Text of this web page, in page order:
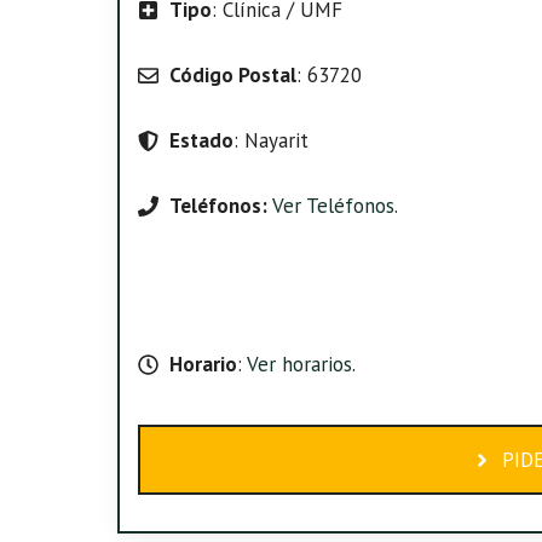
Tipo: Clínica / UMF
Código Postal: 63720
Estado: Nayarit
Teléfonos:Ver Teléfonos.
Horario: Ver horarios.